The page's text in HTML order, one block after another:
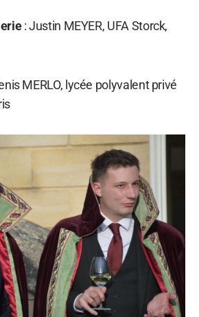
: Justin MEYER, UFA Storck,
MERLO, lycée polyvalent privé